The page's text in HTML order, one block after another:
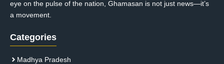
eye on the pulse of the nation, Ghamasan is not just news—it’s
a movement.
Categories
Madhya Pradesh